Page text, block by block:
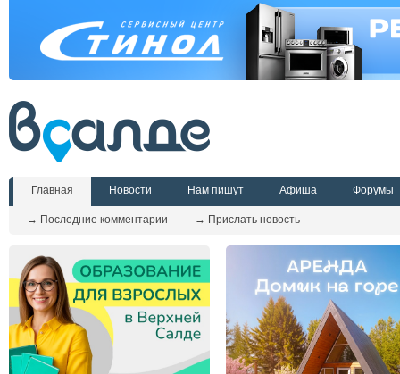
Главная
→ Последние комментарии → Прислать новость
Новости Нам пишут Афиша Форумы